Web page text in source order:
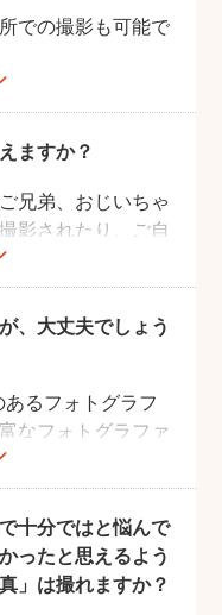
での撮影も可能で
のイメージをフォ
ておくと撮影もス
すよ。
ますか？
兄弟、おじいちゃ
影されたり、ご自
を撮影される方も
、大丈夫でしょう
るフォトグラフ
なフォトグラファ
す！ぜひ相談して
集機能で人見知り
ォトグラファーを
です。
十分ではと悩んで
ったと思えるよう
」は撮れますか？